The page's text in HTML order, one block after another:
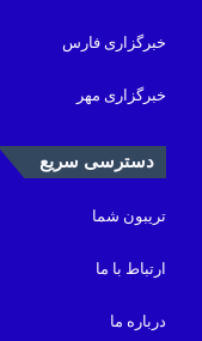
خبرگزاری فارس
خبرگزاری مهر
دسترسی سریع
تریبون شما
ارتباط با ما
درباره ما